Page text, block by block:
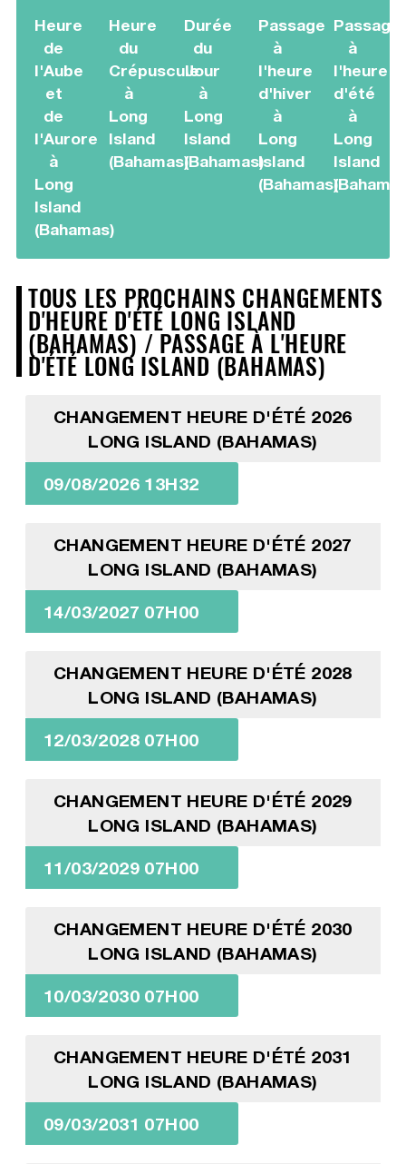
Heure
de
l'Aube
et
de
l'Aurore
à
Long
Island
(Bahamas)
Heure
du
Crépuscule
à
Long
Island
(Bahamas)
Durée
du
Jour
à
Long
Island
(Bahamas)
Passage
à
l'heure
d'hiver
à
Long
Island
(Bahamas)
Passage
à
l'heure
d'été
à
Long
Island
TOUS LES PROCHAINS CHANGEMENTS
D'HEURE D'ÉTÉ LONG ISLAND
(BAHAMAS) / PASSAGE À L'HEURE
D'ÉTÉ LONG ISLAND (BAHAMAS)
CHANGEMENT HEURE D'ÉTÉ 2026
LONG ISLAND (BAHAMAS)
09/08/2026 13H32
CHANGEMENT HEURE D'ÉTÉ 2027
LONG ISLAND (BAHAMAS)
14/03/2027 07H00
CHANGEMENT HEURE D'ÉTÉ 2028
LONG ISLAND (BAHAMAS)
12/03/2028 07H00
CHANGEMENT HEURE D'ÉTÉ 2029
LONG ISLAND (BAHAMAS)
11/03/2029 07H00
CHANGEMENT HEURE D'ÉTÉ 2030
LONG ISLAND (BAHAMAS)
10/03/2030 07H00
CHANGEMENT HEURE D'ÉTÉ 2031
LONG ISLAND (BAHAMAS)
09/03/2031 07H00